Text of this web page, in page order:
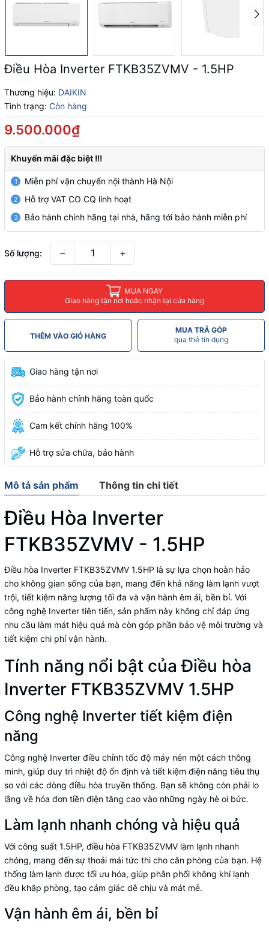
Điều Hòa Inverter FTKB35ZVMV - 1.5HP
Thương hiệu: DAIKIN
Tình trạng: Còn hàng
9.500.000₫
Khuyến mãi đặc biệt !!!
1 Miễn phí vận chuyển nội thành Hà Nội
2 Hỗ trợ VAT CO CQ linh hoạt
3 Bảo hành chính hãng tại nhà, hãng tới bảo hành miễn phí
Số lượng: − +
MUA NGAY
Giao hàng tận nơi hoặc nhận tại cửa hàng
THÊM VÀO GIỎ HÀNG
MUA TRẢ GÓP
qua thẻ tín dụng
Giao hàng tận nơi
Bảo hành chính hãng toàn quốc
Cam kết chính hãng 100%
Hỗ trợ sửa chữa, bảo hành
Mô tả sản phẩm Thông tin chi tiết
Điều Hòa Inverter
FTKB35ZVMV - 1.5HP
Điều hòa Inverter FTKB35ZVMV 1.5HP là sự lựa chọn hoàn hảo
cho không gian sống của bạn, mang đến khả năng làm lạnh vượt
trội, tiết kiệm năng lượng tối đa và vận hành êm ái, bền bỉ. Với
công nghệ Inverter tiên tiến, sản phẩm này không chỉ đáp ứng
nhu cầu làm mát hiệu quả mà còn góp phần bảo vệ môi trường và
tiết kiệm chi phí vận hành.
Tính năng nổi bật của Điều hòa
Inverter FTKB35ZVMV 1.5HP
Công nghệ Inverter tiết kiệm điện
năng
Công nghệ Inverter điều chỉnh tốc độ máy nén một cách thông
minh, giúp duy trì nhiệt độ ổn định và tiết kiệm điện năng tiêu thụ
so với các dòng điều hòa truyền thống. Bạn sẽ không còn phải lo
lắng về hóa đơn tiền điện tăng cao vào những ngày hè oi bức.
Làm lạnh nhanh chóng và hiệu quả
Với công suất 1.5HP, điều hòa FTKB35ZVMV làm lạnh nhanh
chóng, mang đến sự thoải mái tức thì cho căn phòng của bạn. Hệ
thống làm lạnh được tối ưu hóa, giúp phân phối không khí lạnh
đều khắp phòng, tạo cảm giác dễ chịu và mát mẻ.
Vận hành êm ái, bền bỉ